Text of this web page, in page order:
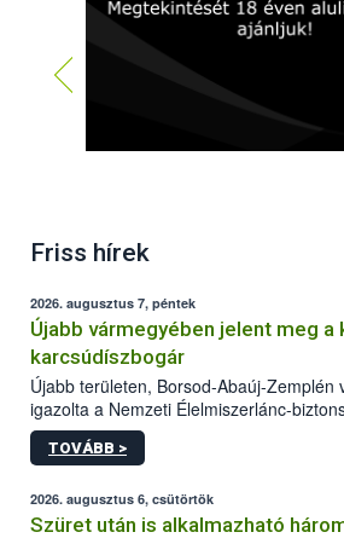
Friss hírek
2026. augusztus 7, péntek
Újabb vármegyében jelent meg a
karcsúdíszbogár
Újabb területen, Borsod-Abaúj-Zemplén
igazolta a Nemzeti Élelmiszerlánc-
kőrisrontó karcsúdíszbogár (Agrilus
kártevőt nem csak színcsapdában
az intenzív felderítést, emellett az
hatósággal is összehangolják a terjedés
TOVÁBB >
2026. augusztus 6, csütörtök
Szüret után is alkalmazható